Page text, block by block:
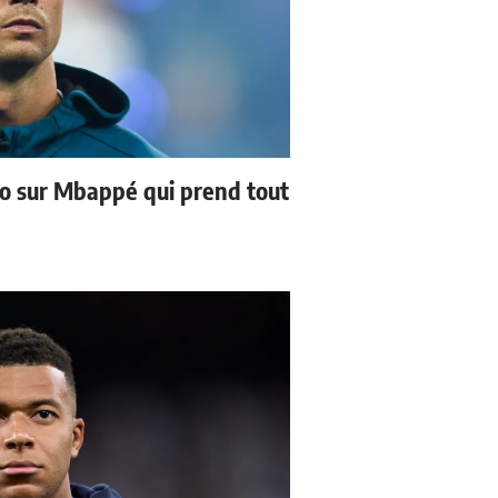
sur Mbappé qui prend tout